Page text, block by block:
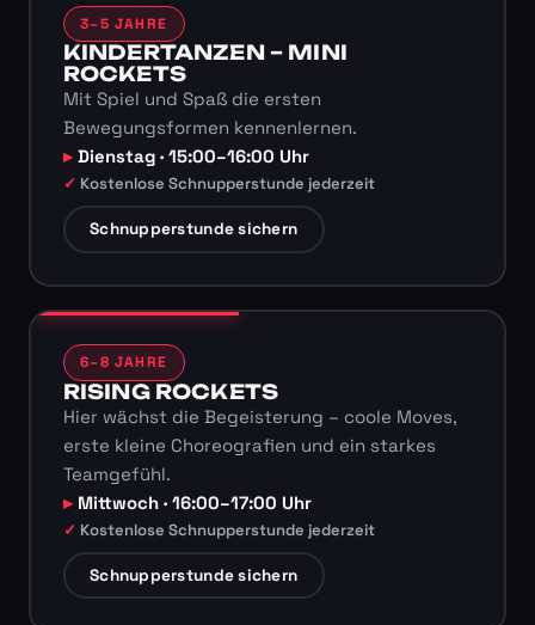
3–5 JAHRE
KINDERTANZEN – MINI
ROCKETS
Mit Spiel und Spaß die ersten
Bewegungsformen kennenlernen.
Dienstag · 15:00–16:00 Uhr
Kostenlose Schnupperstunde jederzeit
Schnupperstunde sichern
6–8 JAHRE
RISING ROCKETS
Hier wächst die Begeisterung – coole Moves,
erste kleine Choreografien und ein starkes
Teamgefühl.
Mittwoch · 16:00–17:00 Uhr
Kostenlose Schnupperstunde jederzeit
Schnupperstunde sichern